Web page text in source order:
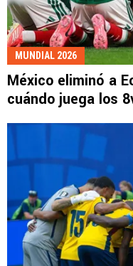
MUNDIAL 2026
México eliminó a
cuándo juega los